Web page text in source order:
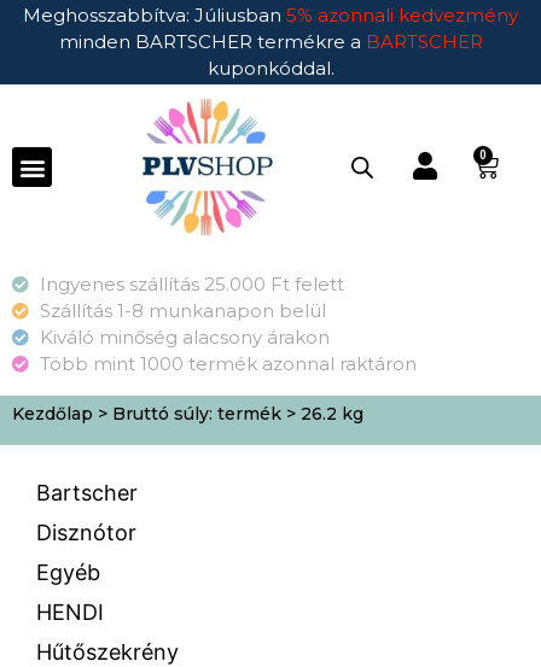
Meghosszabbítva: Júliusban 5% azonnali kedvezmény
minden BARTSCHER termékre a BARTSCHER
kuponkóddal.
0
Ingyenes szállítás 25.000 Ft felett
Szállítás 1-8 munkanapon belül
Kiváló minőség alacsony árakon
Több mint 1000 termék azonnal raktáron
Kezdőlap > Bruttó súly: termék > 26.2 kg
Bartscher
Disznótor
Egyéb
HENDI
Hűtőszekrény